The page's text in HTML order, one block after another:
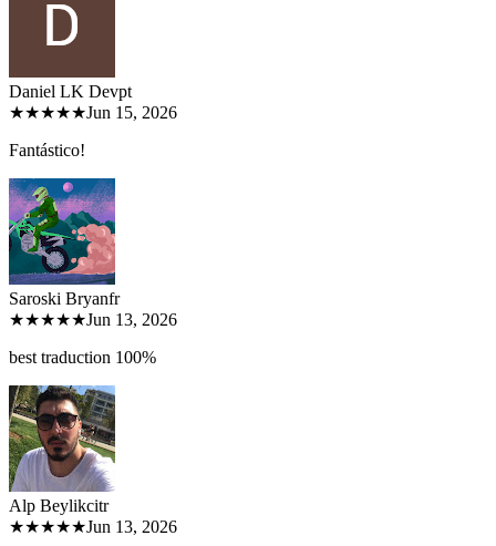
Daniel LK Devpt
★★★★★Jun 15, 2026
Fantástico!
Saroski Bryanfr
★★★★★Jun 13, 2026
best traduction 100%
Alp Beylikcitr
★★★★★Jun 13, 2026